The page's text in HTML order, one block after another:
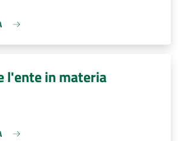
l'ente in materia